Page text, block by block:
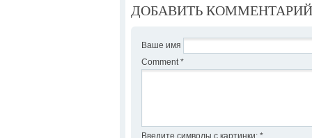
ДОБАВИТЬ КОММЕНТАРИЙ
Ваше имя
Comment *
Введите символы с картинки: *